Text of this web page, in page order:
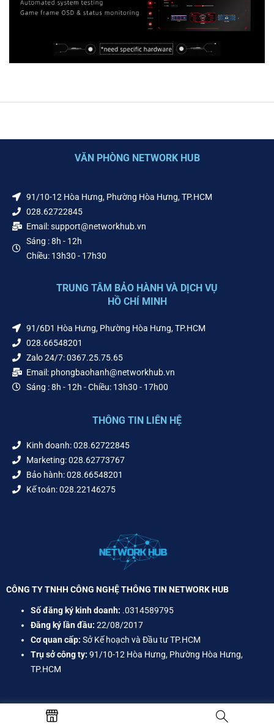
VĂN PHÒNG NETWORK HUB
91/10-12 Hòa Hưng, Phường Hòa Hưng, TP.HCM
028.62722845
Email: support@networkhub.vn
Sáng : 8h - 12h
Chiều: 13h30 - 17h30
TRUNG TÂM BẢO HÀNH VÀ DỊCH VỤ
HỒ CHÍ MINH
91/6D1 Hòa Hưng, Phường Hòa Hưng, TP.HCM
028.66548201
Zalo 24/7: 0367.25.75.65
Email: phongbaohanh@networkhub.vn
Sáng : 8h - 12h - Chiều: 13h30 - 17h00
THÔNG TIN LIÊN HỆ
Kinh doanh: 028.62722845
Marketing: 028.62773767
Bảo hành: 028.66548201
Kế toán: 028.22146275
CÔNG TY TNHH CÔNG NGHỆ THÔNG TIN NETWORK HUB
Số đăng ký kinh doanh: .0314589795
Đăng ký lần đầu: 22/08/2017
Cơ quan cấp: Sở Kế hoạch và Đầu tư TP.HCM
Trụ sở công ty: 91/10-12 Hòa Hưng, Phường Hòa Hưng,
TP.HCM